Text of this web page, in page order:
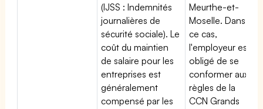
(IJSS : Indemnités
journalières de
sécurité sociale). Le
coût du maintien
de salaire pour les
entreprises est
généralement
compensé par les
Meurthe-et-
Moselle. Dans
ce cas,
l'employeur est
obligé de se
conformer aux
règles de la
CCN Grands